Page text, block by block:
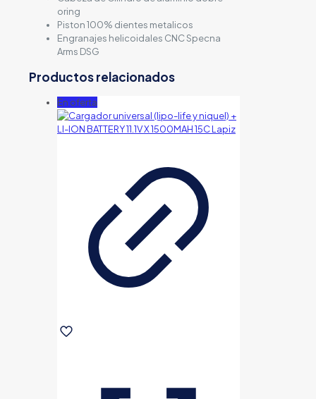
oring
Piston 100% dientes metalicos
Engranajes helicoidales CNC Specna
Arms DSG
Productos relacionados
En oferta